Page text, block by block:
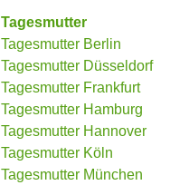
Tagesmutter
Tagesmutter Berlin
Tagesmutter Düsseldorf
Tagesmutter Frankfurt
Tagesmutter Hamburg
Tagesmutter Hannover
Tagesmutter Köln
Tagesmutter München